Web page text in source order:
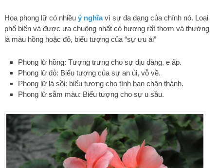
Hoa phong lữ có nhiều ý nghĩavì sự đa dạng của chính nó. Loại
phổ biến và được ưa chuộng nhất có hương rất thơm và thường
là màu hồng hoặc đỏ, biểu tượng của “sự ưu ái”
Phong lữ hồng: Tượng trưng cho sự dịu dàng, e ấp.
Phong lữ đỏ: Biểu tượng của sự an ủi, vỗ về.
Phong lữ lá sồi: biểu tượng cho tình bạn chân thành.
Phong lữ sẫm màu: Biểu tượng cho sự u sầu.